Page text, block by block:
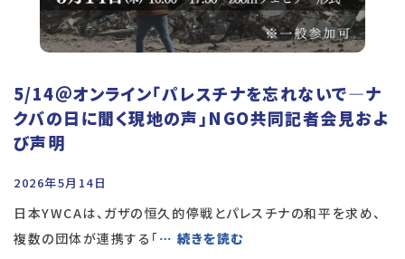
5/14＠オンライン「パレスチナを忘れないで―ナ
クバの日に聞く現地の声」NGO共同記者会見およ
び声明
2026年5月14日
日本YWCAは、ガザの恒久的停戦とパレスチナの和平を求め、
複数の団体が連携する「… 続きを読む